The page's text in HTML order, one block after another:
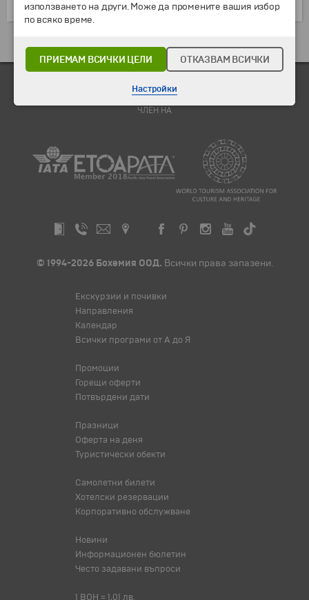
ЧЛЕН НА
© 1994-2026 Бохемия ООД. Всички права запазени.
Екскурзии и почивки
Направления
Календар
Всички програми от А до Я
Промоции
Горещи оферти
Потвърдени дати
Празници
Оферта на деня
Туристически обекти
Самолетни билети
Хотелски резервации
Корпоративно обслужване
Новини
Информационен бюлетин
Често задавани въпроси
1 BOH = 1,01 лв.
използването на други. Може да промените вашия избор
по всяко време.
ПРИЕМАМ ВСИЧКИ ЦЕЛИ ОТКАЗВАМ ВСИЧКИ
Настройки